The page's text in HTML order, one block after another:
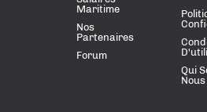
Maritime
Nos
Partenaires
Forum
Qui
Nous